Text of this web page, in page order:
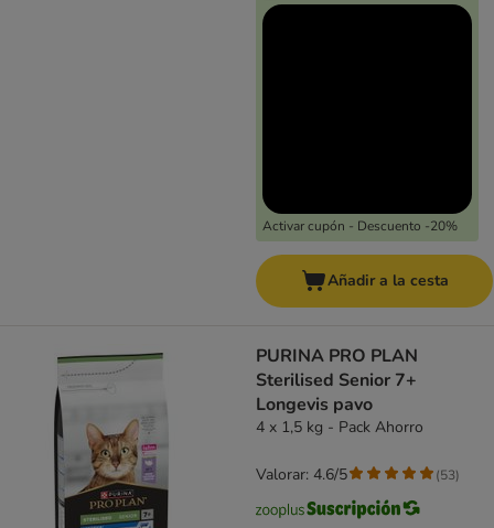
Activar cupón - Descuento -20%
Añadir a la cesta
PURINA PRO PLAN
Sterilised Senior 7+
Longevis pavo
4 x 1,5 kg - Pack Ahorro
Valorar: 4.6/5 (53)